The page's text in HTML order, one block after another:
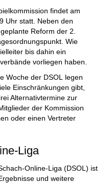
findet am
Uhr statt. Neben den
Reform der 2.
Wie
bis dahin ein
vorliegen haben.
Woche der DSOL legen
Einschränkungen gibt,
Alternativtermine zur
der Kommission
oder einen Vertreter
Liga
Online-Liga (DSOL) ist
und weitere